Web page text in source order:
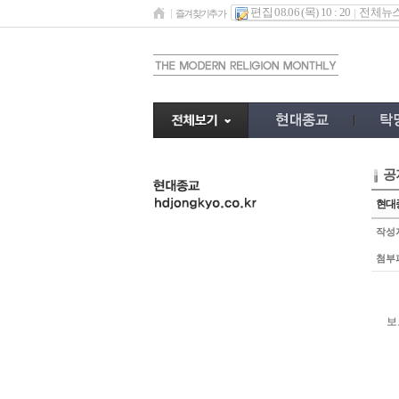
즐겨찾기추가 편집 08.06 (목) 10 : 20 전체뉴
공
현대
작성
첨부